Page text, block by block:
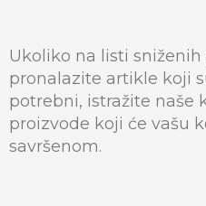
Ukoliko na listi
pronalazite artikle koji
potrebni, istražite naše
proizvode koji će vašu
savršenom.